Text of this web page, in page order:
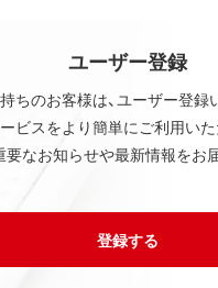
ユーザー登録
ちのお客様は、ユーザー登録
ビスをより簡単にご利用いた
要なお知らせや最新情報をお
登録する